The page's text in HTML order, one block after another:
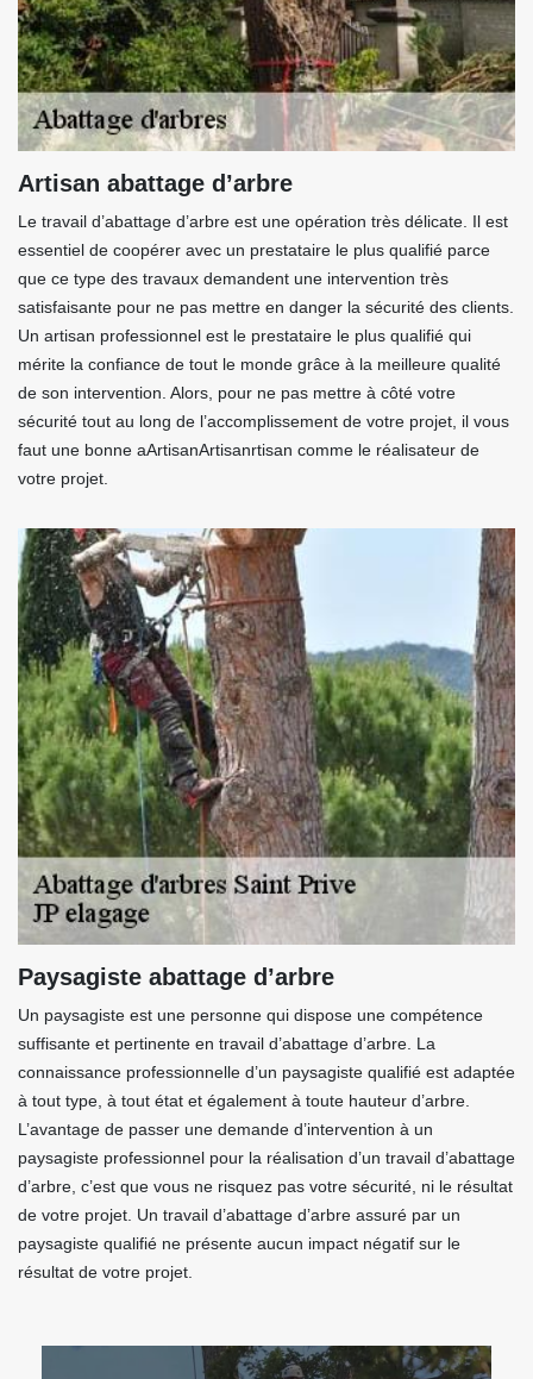
Artisan abattage d’arbre
Le travail d’abattage d’arbre est une opération très délicate. Il est
essentiel de coopérer avec un prestataire le plus qualifié parce
que ce type des travaux demandent une intervention très
satisfaisante pour ne pas mettre en danger la sécurité des clients.
Un artisan professionnel est le prestataire le plus qualifié qui
mérite la confiance de tout le monde grâce à la meilleure qualité
de son intervention. Alors, pour ne pas mettre à côté votre
sécurité tout au long de l’accomplissement de votre projet, il vous
faut une bonne aArtisanArtisanrtisan comme le réalisateur de
votre projet.
Paysagiste abattage d’arbre
Un paysagiste est une personne qui dispose une compétence
suffisante et pertinente en travail d’abattage d’arbre. La
connaissance professionnelle d’un paysagiste qualifié est adaptée
à tout type, à tout état et également à toute hauteur d’arbre.
L’avantage de passer une demande d’intervention à un
paysagiste professionnel pour la réalisation d’un travail d’abattage
d’arbre, c’est que vous ne risquez pas votre sécurité, ni le résultat
de votre projet. Un travail d’abattage d’arbre assuré par un
paysagiste qualifié ne présente aucun impact négatif sur le
résultat de votre projet.